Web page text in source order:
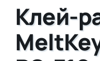
Клей-